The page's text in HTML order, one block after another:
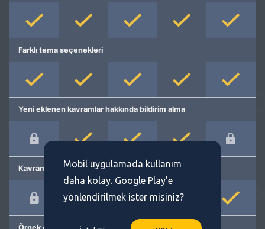
Farklı tema seçenekleri
Yeni eklenen kavramlar hakkında bildirim alma
Kavram önermeMobil uygulamada kullanım
daha kolay. Google Play'e
yönlendirilmek ister misiniz?